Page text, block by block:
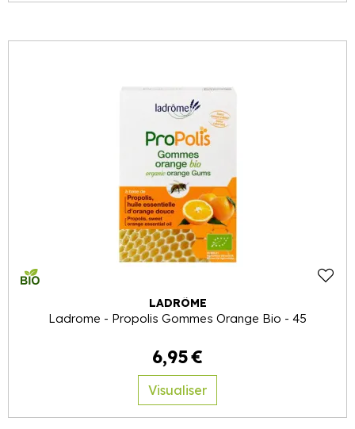
LADRÔME
Ladrome - Propolis Gommes Orange Bio - 45
6,95€
Visualiser